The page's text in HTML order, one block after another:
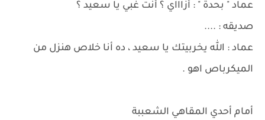
عماد " بحدة " : أزاااي ؟ أنت غبي يا سعيد ؟
صديقه : ....
عماد : الله يخربيتك يا سعيد ، ده أنا خلاص هنزل من
الميكرباص اهو .
أمام أحدي المقاهي الشعببة